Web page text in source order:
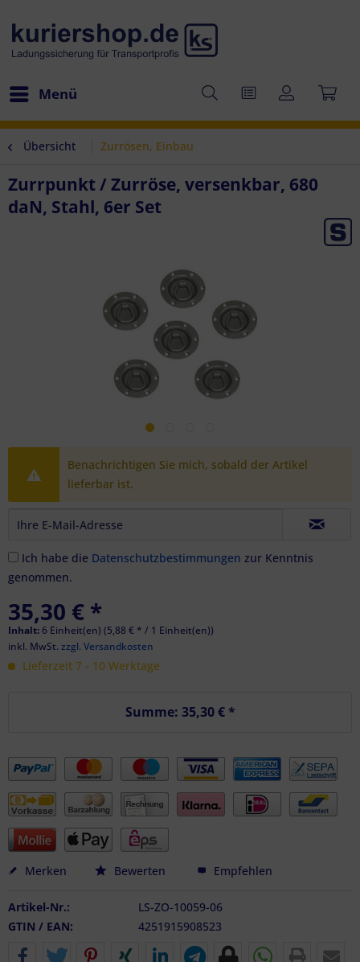
Menü
Übersicht Zurrösen, Einbau
Zurrpunkt / Zurröse, versenkbar, 680
daN, Stahl, 6er Set
Benachrichtigen Sie mich, sobald der Artikel
lieferbar ist.
Ich habe die Datenschutzbestimmungen zur Kenntnis
genommen.
35,30 € *
Inhalt:6 Einheit(en) (5,88 € * / 1 Einheit(en))
inkl. MwSt. zzgl. Versandkosten
Lieferzeit 7 - 10 Werktage
Summe: 35,30 €*
Merken Bewerten Empfehlen
Artikel-Nr.:
LS-ZO-10059-06
GTIN / EAN:
4251915908523